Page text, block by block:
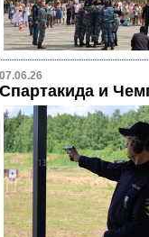
07.06.26
Спартакида и